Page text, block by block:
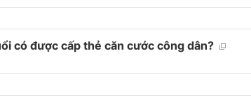
có được cấp thẻ căn cước công dân?